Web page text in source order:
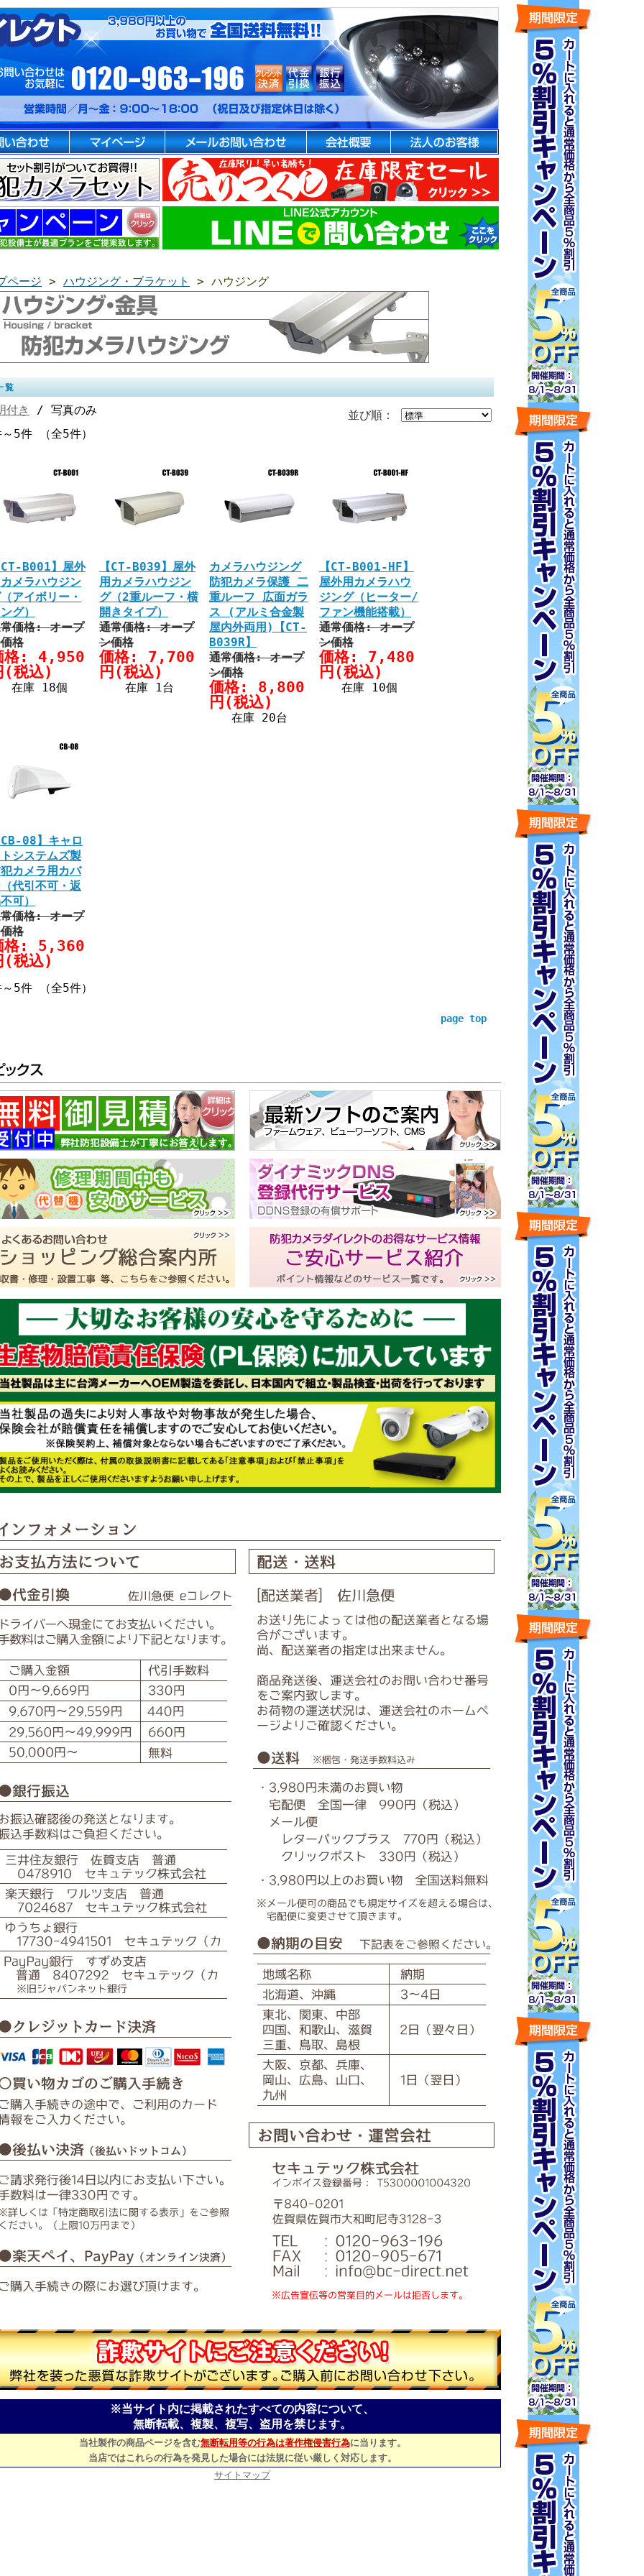
ページ > ハウジング・ブラケット > ハウジング
覧
並び順：
付き
/ 写真のみ
5件 （全5件）
B001】屋外
メラハウジン
アイボリー・
グ）
価格: オープ
格
格: 4,950
(税込)
在庫 18個
【CT-B039】屋外
用カメラハウジン
グ（2重ルーフ・横
開きタイプ）
通常価格: オープ
ン価格
価格: 7,700
円(税込)
在庫 1台
カメラハウジング
防犯カメラ保護 二
重ルーフ 広面ガラ
ス (アルミ合金製
屋内外両用)【CT-
B039R】
通常価格: オープ
ン価格
価格: 8,800
円(税込)
在庫 20台
【CT-B001-HF】
屋外用カメラハウ
ジング（ヒーター/
ファン機能搭載）
通常価格: オープ
ン価格
価格: 7,480
円(税込)
在庫 10個
08】キャロ
システムズ製
カメラ用カバ
代引不可・返
可）
価格: オープ
格
格: 5,360
(税込)
5件 （全5件）
page top
※当サイト内に掲載されたすべての内容について、
無断転載、複製、複写、盗用を禁じます。
当社製作の商品ページを含む無断転用等の行為は著作権侵害行為に当ります。
当店ではこれらの行為を発見した場合には法規に従い厳しく対応します。
サイトマップ